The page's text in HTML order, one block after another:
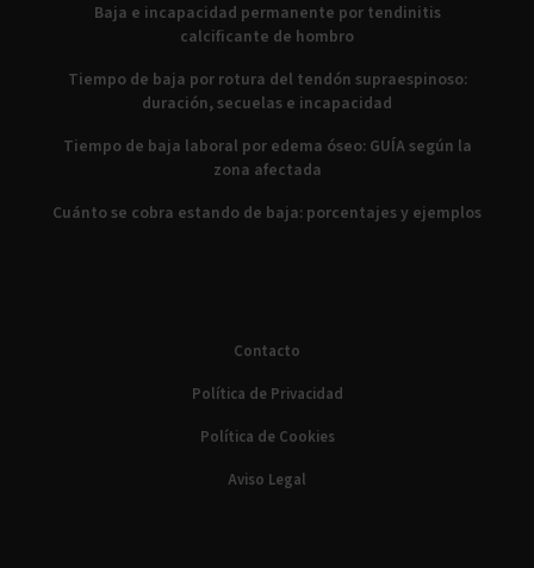
Baja e incapacidad permanente por tendinitis
calcificante de hombro
Tiempo de baja por rotura del tendón supraespinoso:
duración, secuelas e incapacidad
Tiempo de baja laboral por edema óseo: GUÍA según la
zona afectada
Cuánto se cobra estando de baja: porcentajes y ejemplos
Contacto
Política de Privacidad
Política de Cookies
Aviso Legal